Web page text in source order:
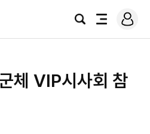
검
전
로
그
체 VIP시사회 참